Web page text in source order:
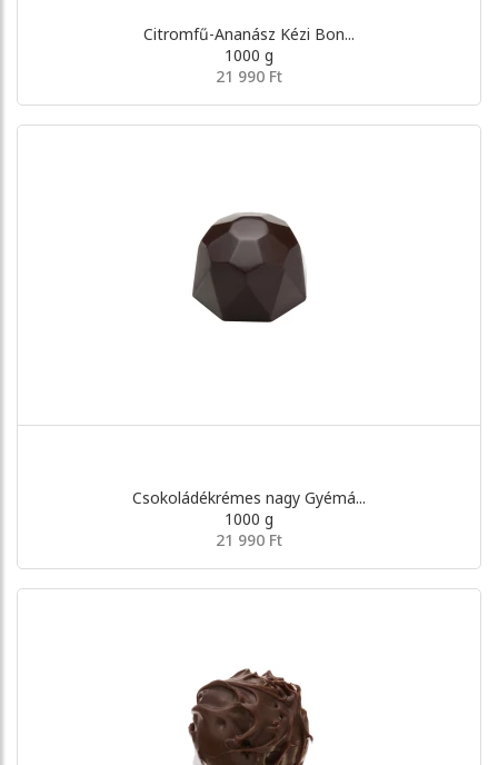
Citromfű-Ananász Kézi Bon...
1000 g
21 990 Ft
Csokoládékrémes nagy Gyémá...
1000 g
21 990 Ft